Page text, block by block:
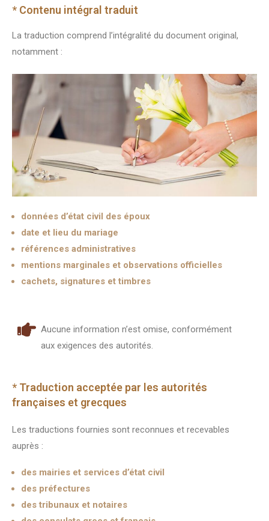
* Contenu intégral traduit
La traduction comprend l’intégralité du document original,
notamment :
données d’état civil des époux
date et lieu du mariage
références administratives
mentions marginales et observations officielles
cachets, signatures et timbres
Aucune information n’est omise, conformément
aux exigences des autorités.
* Traduction acceptée par les autorités
françaises et grecques
Les traductions fournies sont reconnues et recevables
auprès :
des mairies et services d’état civil
des préfectures
des tribunaux et notaires